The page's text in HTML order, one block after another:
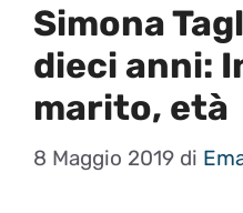
Simona
dieci anni:
marito, età
8 Maggio 2019 di